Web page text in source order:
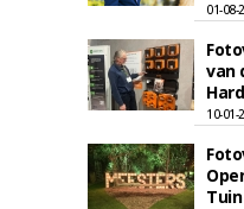
01-08-
van
10-01-
Tuin